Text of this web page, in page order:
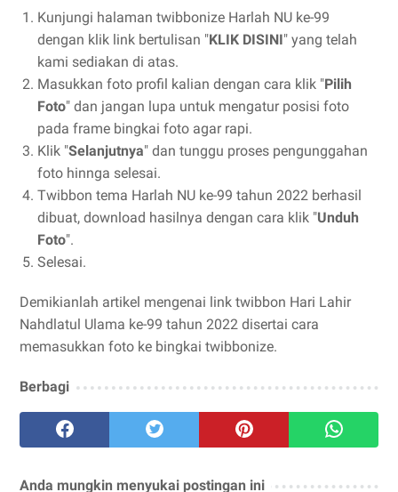
Kunjungi halaman twibbonize Harlah NU ke-99
dengan klik link bertulisan "KLIK DISINI" yang telah
kami sediakan di atas.
Masukkan foto profil kalian dengan cara klik "Pilih
Foto" dan jangan lupa untuk mengatur posisi foto
pada frame bingkai foto agar rapi.
Klik "Selanjutnya" dan tunggu proses pengunggahan
foto hinnga selesai.
Twibbon tema Harlah NU ke-99 tahun 2022 berhasil
dibuat, download hasilnya dengan cara klik "Unduh
Foto".
Selesai.
Demikianlah artikel mengenai link twibbon Hari Lahir
Nahdlatul Ulama ke-99 tahun 2022 disertai cara
memasukkan foto ke bingkai twibbonize.
Berbagi
Anda mungkin menyukai postingan ini